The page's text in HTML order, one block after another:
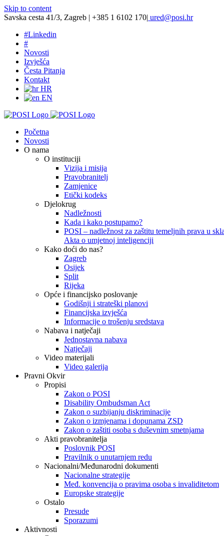
Skip to content
Savska cesta 41/3, Zagreb | +385 1 6102 170| ured@posi.hr
#Linkedin
#
Novosti
Izvješća
Česta Pitanja
Kontakt
HR
EN
Početna
Novosti
O nama
O instituciji
Vizija i misija
Pravobranitelj
Zamjenice
Etički kodeks
Djelokrug
Nadležnosti
Kada i kako postupamo?
POSI – nadležnost za zaštitu temeljnih prava u
Akta o umjetnoj inteligenciji
Kako doći do nas?
Zagreb
Osijek
Split
Rijeka
Opće i financijsko poslovanje
Godišnji i strateški planovi
Financijska izvješća
Informacije o trošenju sredstava
Nabava i natječaji
Jednostavna nabava
Natječaji
Video materijali
Video galerija
Pravni Okvir
Propisi
Zakon o POSI
Disability Ombudsman Act
Zakon o suzbijanju diskriminacije
Zakon o izmjenama i dopunama ZSD
Zakon o zaštiti osoba s duševnim smetnjama
Akti pravobranitelja
Poslovnik POSI
Pravilnik o unutarnjem redu
Nacionalni/Međunarodni dokumenti
Nacionalne strategije
Međ. konvencija o pravima osoba s invaliditetom
Europske strategije
Ostalo
Presude
Sporazumi
Aktivnosti